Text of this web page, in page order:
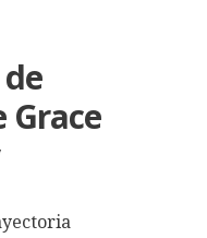
Grace